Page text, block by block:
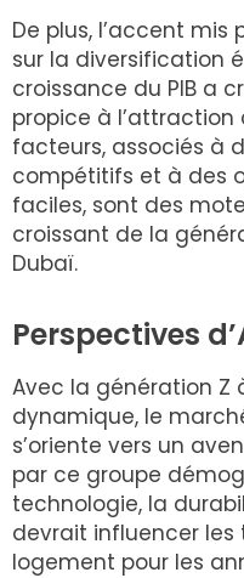
De plus, l’accent mis
sur la diversification
croissance du PIB a
propice à l’attraction
facteurs, associés à
compétitifs et à des
faciles, sont des
croissant de la
Dubaï.
Perspectives
Avec la génération
dynamique, le
s’oriente vers un
par ce groupe
technologie, la
devrait influencer
logement pour les